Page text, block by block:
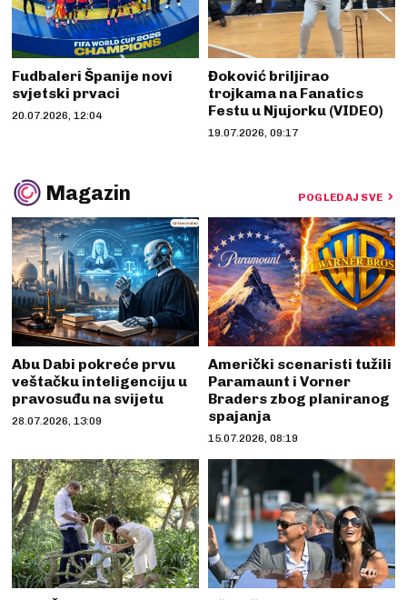
Fudbaleri Španije novi
svjetski prvaci
20.07.2026, 12:04
Đoković briljirao
trojkama na Fanatics
Festu u Njujorku (VIDEO)
19.07.2026, 09:17
Magazin POGLEDAJ SVE
Abu Dabi pokreće prvu
veštačku inteligenciju u
pravosuđu na svijetu
28.07.2026, 13:09
Američki scenaristi tužili
Paramaunt i Vorner
Braders zbog planiranog
spajanja
15.07.2026, 08:19